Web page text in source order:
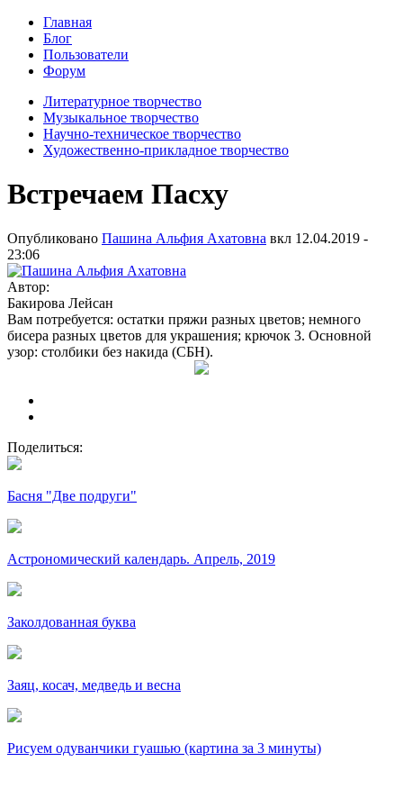
Главная
Блог
Пользователи
Форум
Литературное творчество
Музыкальное творчество
Научно-техническое творчество
Художественно-прикладное творчество
Встречаем Пасху
Опубликовано Пашина Альфия Ахатовна вкл 12.04.2019 -
23:06
Автор:
Бакирова Лейсан
Вам потребуется: остатки пряжи разных цветов; немного
бисера разных цветов для укра­шения; крючок 3. Основной
узор: столбики без накида (СБН).
Поделиться:
Басня "Две подруги"
Астрономический календарь. Апрель, 2019
Заколдованная буква
Заяц, косач, медведь и весна
Рисуем одуванчики гуашью (картина за 3 минуты)